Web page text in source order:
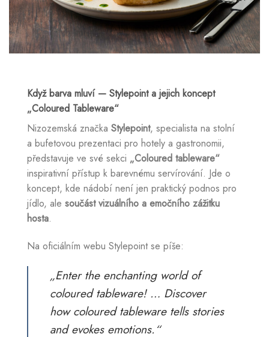
Když barva mluví — Stylepoint a jejich koncept
„Coloured Tableware“
Nizozemská značka Stylepoint, specialista na stolní
a bufetovou prezentaci pro hotely a gastronomii,
představuje ve své sekci „Coloured tableware“
inspirativní přístup k barevnému servírování. Jde o
koncept, kde nádobí není jen praktický podnos pro
jídlo, ale součást vizuálního a emočního zážitku
hosta.
Na oficiálním webu Stylepoint se píše:
„Enter the enchanting world of
coloured tableware! … Discover
how coloured tableware tells stories
and evokes emotions.“